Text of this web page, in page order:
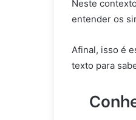
Neste
entender os
Afinal, isso é
texto para